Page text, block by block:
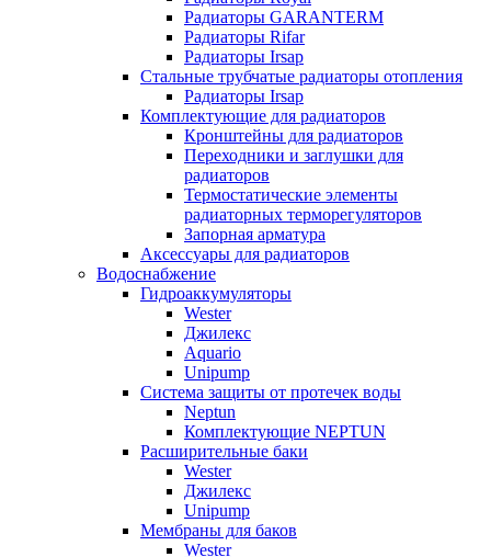
Радиаторы GARANTERM
Радиаторы Rifar
Радиаторы Irsap
Стальные трубчатые радиаторы отопления
Радиаторы Irsap
Комплектующие для радиаторов
Кронштейны для радиаторов
Переходники и заглушки для
радиаторов
Термостатические элементы
радиаторных терморегуляторов
Запорная арматура
Аксессуары для радиаторов
Водоснабжение
Гидроаккумуляторы
Wester
Джилекс
Aquario
Unipump
Система защиты от протечек воды
Neptun
Комплектующие NEPTUN
Расширительные баки
Wester
Джилекс
Unipump
Мембраны для баков
Wester